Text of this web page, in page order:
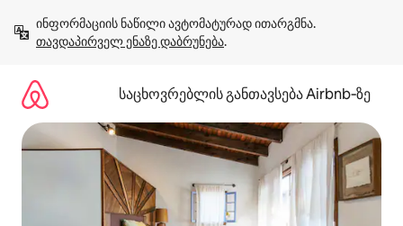
გადასვლა
თავდაპირველ ენაზე დაბრუნება.
საცხოვრებლის განთავსება Airbnb‑ზე